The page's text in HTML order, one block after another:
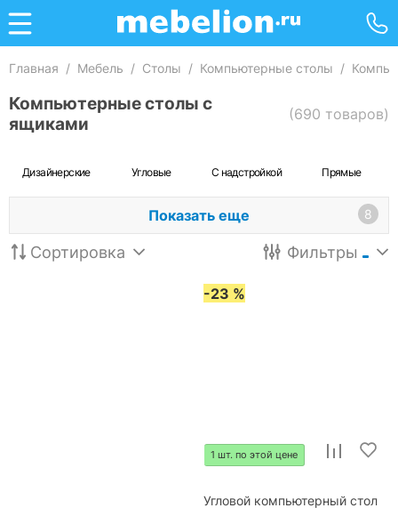
Главная / Мебель / Столы / Компьютерные столы /
Компьютерные столы с
ящиками
(690 товаров)
Дизайнерские Угловые С надстройкой Прямые
Показать еще 8
Сортировка Фильтры
-23 %
1 шт. по этой цене
Угловой компьютерный стол